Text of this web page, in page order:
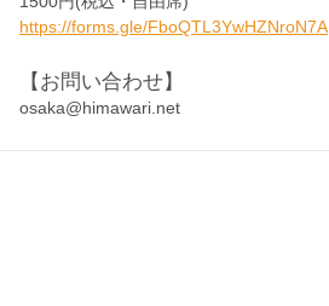
https://forms.gle/FboQTL3YwHZNroN7A
【お問い合わせ】
osaka@himawari.net